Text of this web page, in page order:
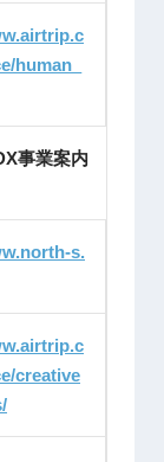
human_
事業案内
s.
creative